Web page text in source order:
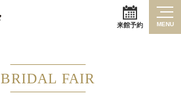
来館予約 MENU
BRIDAL FAIR